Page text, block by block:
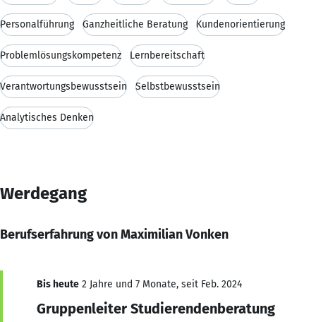
Personalführung Ganzheitliche Beratung Kundenorientierung
Problemlösungskompetenz Lernbereitschaft
Verantwortungsbewusstsein Selbstbewusstsein
Analytisches Denken
Werdegang
Berufserfahrung von Maximilian Vonken
Bis heute 2 Jahre und 7 Monate, seit Feb. 2024
Gruppenleiter Studierendenberatung